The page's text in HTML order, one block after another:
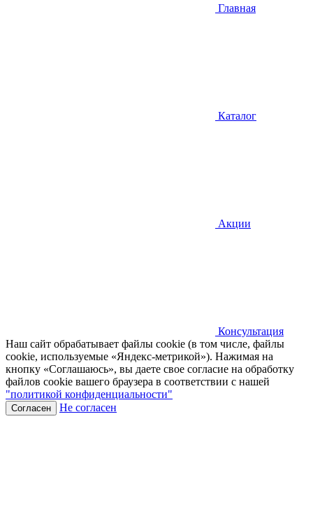
Главная
Каталог
Акции
Консультация
Наш сайт обрабатывает файлы cookie (в том числе, файлы
cookie, используемые «Яндекс-метрикой»). Нажимая на
кнопку «Соглашаюсь», вы даете свое согласие на обработку
файлов cookie вашего браузера в соответствии с нашей
"политикой конфиденциальности"
Согласен Не согласен